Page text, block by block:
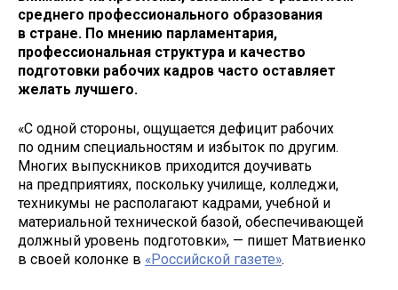
среднего профессионального образования
в стране. По мнению парламентария,
профессиональная структура и качество
подготовки рабочих кадров часто оставляет
желать лучшего.
«С одной стороны, ощущается дефицит рабочих
по одним специальностям и избыток по другим.
Многих выпускников приходится доучивать
на предприятиях, поскольку училище, колледжи,
техникумы не располагают кадрами, учебной и
материальной технической базой, обеспечивающей
должный уровень подготовки», — пишет Матвиенко
в своей колонке в «Российской газете».